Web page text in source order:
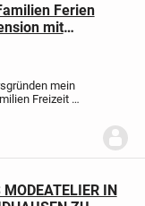
Ferien
mit
mein
Freizeit
205
100qm,9...
MODEATELIER IN